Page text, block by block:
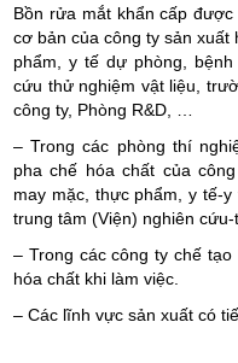
Bồn rửa mắt khẩn cấp
cơ bản của công ty sản xuất
phẩm, y tế dự phòng,
cứu thử nghiệm vật liệu,
công ty, Phòng R&D, …
– Trong các phòng thí
pha chế hóa chất của
may mặc, thực phẩm, y tế-
trung tâm (Viện) nghiên
– Trong các công ty chế
hóa chất khi làm việc.
– Các lĩnh vực sản xuất có